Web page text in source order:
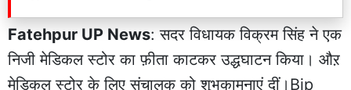
Fatehpur UP News: सदर विधायक विक्रम सिंह ने एक
निजी मेडिकल स्टोर का फ़ीता काटकर उद्धघाटन किया। औऱ
मेडिकल स्टोर के लिए संचालक को शुभकामनाएं दीं।Bjp